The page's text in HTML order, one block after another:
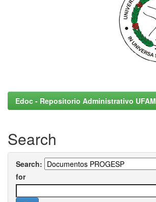
Edoc - Repositorio Administrativo UFAM
Search
Search:
for